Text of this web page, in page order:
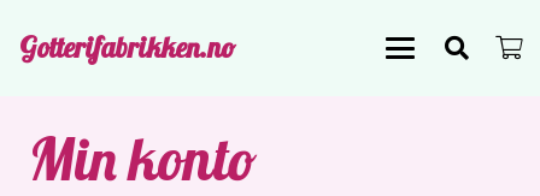
Gotterifabrikken.no
Min konto